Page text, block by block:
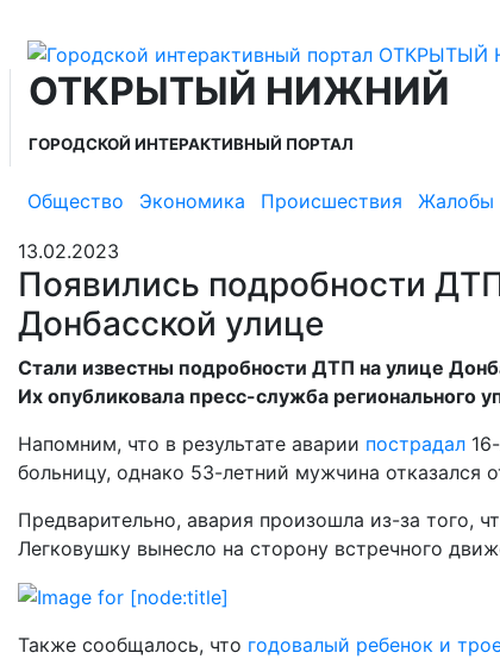
ОТКРЫТЫЙ НИЖНИЙ
ГОРОДСКОЙ ИНТЕРАКТИВНЫЙ ПОРТАЛ
Общество Экономика Происшествия Жалобы
13.02.2023
Появились подробности
Донбасской улице
Стали известны подробности ДТП на улице
Их опубликовала пресс-служба регионального
Напомним, что в результате аварии пострадал
больницу, однако 53-летний мужчина отказался
Предварительно, авария произошла из-за того,
Легковушку вынесло на сторону встречного
Также сообщалось, что годовалый ребенок и